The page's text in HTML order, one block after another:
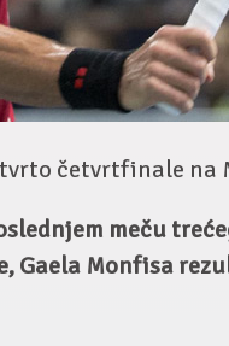
četvrtfinale
meču
Gaela Monfisa